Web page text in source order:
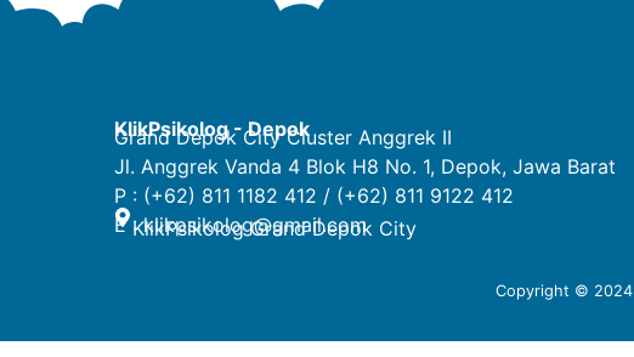
KlikPsikolog - Depok
Grand Depok City Cluster Anggrek II
Jl. Anggrek Vanda 4 Blok H8 No. 1, Depok, Jawa Barat
P : (+62) 811 1182 412 / (+62) 811 9122 412
E :klikpsikolog@gmail.com
KlikPsikolog Grand Depok City
Copyright © 2024